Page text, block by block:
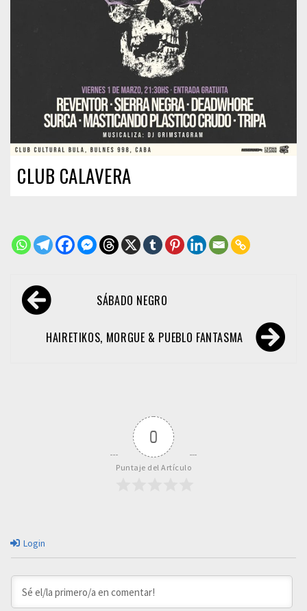
CLUB CALAVERA
Navegación
de
entradas
SÁBADO NEGRO
HAIRETIKOS, MORGUE & PUEBLO FANTASMA
0
Puntaje del Artículo
Login